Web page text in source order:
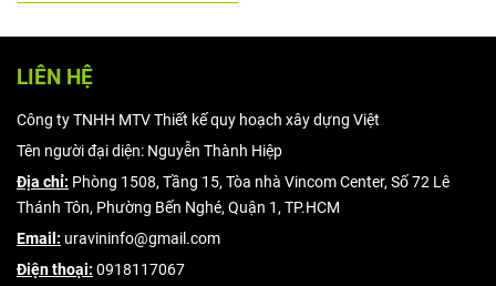
LIÊN HỆ
Công ty TNHH MTV Thiết kế quy hoạch xây dựng Việt
Tên người đại diện: Nguyễn Thành Hiệp
Địa chỉ: Phòng 1508, Tầng 15, Tòa nhà Vincom Center, Số 72 Lê
Thánh Tôn, Phường Bến Nghé, Quận 1, TP.HCM
Email: uravininfo@gmail.com
Điện thoại: 0918117067